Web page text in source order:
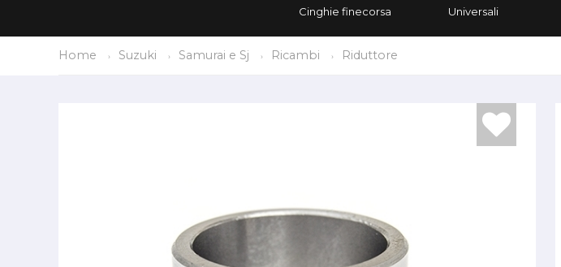
Cinghie finecorsa
Universali
Home Suzuki Samurai e Sj Ricambi Riduttore